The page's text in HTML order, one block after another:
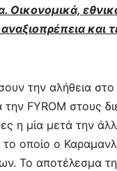
Οικονομικά,
και
την αλήθεια στο
την FYROM στους
η μία μετά την
το οποίο ο
. Το αποτέλεσμα